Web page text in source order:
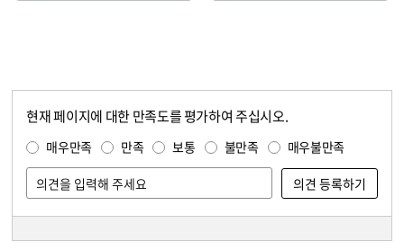
현재 페이지에 대한 만족도를 평가하여 주십시오.
매우만족 만족 보통 불만족 매우불만족